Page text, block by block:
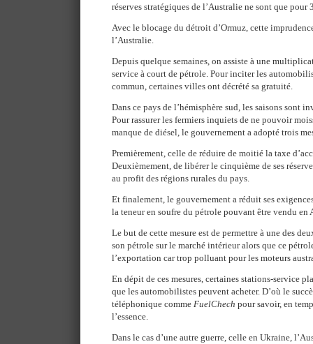
réserves stratégiques de l’Australie ne sont que pour
Avec le blocage du détroit d’Ormuz, cette
l’Australie.
Depuis quelque semaines, on assiste à une
service à court de pétrole. Pour inciter les
commun, certaines villes ont décrété sa gratuité.
Dans ce pays de l’hémisphère sud, les saisons sont
Pour rassurer les fermiers inquiets de ne pouvoir
manque de diésel, le gouvernement a adopté trois
Premièrement, celle de réduire de moitié la taxe
Deuxièmement, de libérer le cinquième de ses
au profit des régions rurales du pays.
Et finalement, le gouvernement a réduit ses
la teneur en soufre du pétrole pouvant être vendu en
Le but de cette mesure est de permettre à une des
son pétrole sur le marché intérieur alors que ce
l’exportation car trop polluant pour les moteurs
En dépit de ces mesures, certaines stations-service
que les automobilistes peuvent acheter. D’où le
téléphonique comme FuelChech pour savoir, en
l’essence.
Dans le cas d’une autre guerre, celle en Ukraine,